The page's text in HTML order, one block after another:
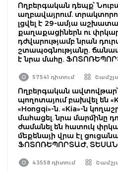
Ողբերգական դեպք՝
աղբավայրում.
լցվել է 29-ամյա
քաղաքացիներն ու
դժվարությամբ նրան
շտապօգնությանը.
է նրա մահը.
57541 դիտում
Ողբերգական ավտովթար՝
պողոտայում բախվել են
«Hongqi»-ն. «Kia»-ն
մահացել. նրա մարմինը
ժամանել են հատուկ
մեքենայի վրա էլ
ՖՈՏՈՌԵՊՈՐՏԱԺ,
43558 դիտում